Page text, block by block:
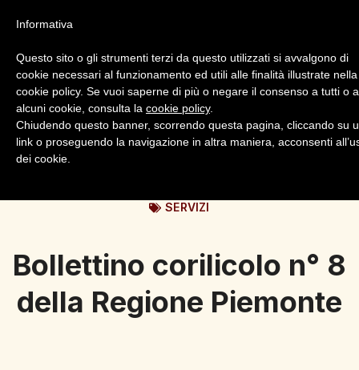
Login Registrazione
SERVIZI
Bollettino corilicolo n° 8
della Regione Piemonte
Informativa
Questo sito o gli strumenti terzi da questo utilizzati si avvalgono di
cookie necessari al funzionamento ed utili alle finalità illustrate nella
cookie policy. Se vuoi saperne di più o negare il consenso a tutti o
alcuni cookie, consulta la cookie policy.
Chiudendo questo banner, scorrendo questa pagina, cliccando su
link o proseguendo la navigazione in altra maniera, acconsenti
dei cookie.